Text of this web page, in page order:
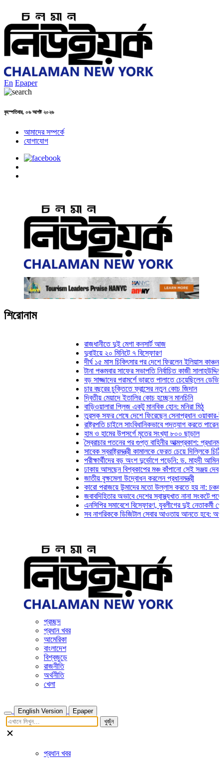
En Epaper
বৃহস্পতিবার, ০৬ আগষ্ট ২০২৬
আমাদের সম্পর্কে
যোগাযোগ
শিরোনাম
রাজধানীতে দুই মেগা কনসার্ট আজ
দুবাইয়ে ২০ মিনিটে ৭ বিস্ফোরণ
দীর্ঘ ১৫ মাস চিকিৎসার পর দেশে ফিরলেন ইলিয়াস কাঞ্চন
টানা পঞ্চমবার সাফের সভাপতি নির্বাচিত কাজী সালাহউদ্দিন
বড় সাজ্জাদের পরামর্শে ভারতে পালাতে চেয়েছিলেন ডেভিড ইমন
চার বছরের চুক্তিতে ফ্রান্সের নতুন কোচ জিদান
দ্বিতীয় মেয়াদে ইতালির কোচ হচ্ছেন মানচিনি
বাড়িওয়ালারা প্লিজ একটু মানবিক হোন: মনিরা মিঠু
তুরস্ক সফর শেষে দেশে ফিরেছেন সেনাপ্রধান ওয়াকার-উজ-
রাষ্ট্রপতি চাইলে সাংবিধানিকভাবে পদত্যাগ করতে পারেন:
হাম ও হামের উপসর্গে মৃতের সংখ্যা ৮০০ ছাড়াল
স্বৈরাচার পতনের পর গুপ্ত বাহিনীর আত্মপ্রকাশ: প্রধানমন্ত্রী
সাবেক স্বরাষ্ট্রমন্ত্রী কামালকে ফেরত চেয়ে দিল্লিকে চিঠি দিল
পরীক্ষার্থীদের বড় অংশ দুর্ভোগে পড়েনি: ড. মাহ্‌দী আমিন
ঢাকায় আসছেন বিশ্বকাপের মঞ্চ কাঁপানো সেই সঞ্জয় দেব
জাতীয় বৃক্ষমেলা উদ্বোধন করলেন প্রধানমন্ত্রী
কারো পরাজয়ে উন্মাদের মতো উল্লাস করতে হয় না: চঞ্চল
জবাবদিহিতার অভাবে দেশের স্বাস্থ্যখাত নানা সংকটে পড়েছে:
এনসিপির সমাবেশে বিস্ফোরণ, যুবলীগের দুই নেতাকর্মী গ্রেফতার
সব নাগরিককে ডিজিটাল সেবার আওতায় আনতে হবে: অর্থমন্ত্রী
প্রচ্ছদ
প্রধান খবর
আমেরিকা
বাংলাদেশ
বিশ্বজুড়ে
রাজনীতি
অর্থনীতি
খেলা
English Version
Epaper
খুজুঁন
প্রধান খবর